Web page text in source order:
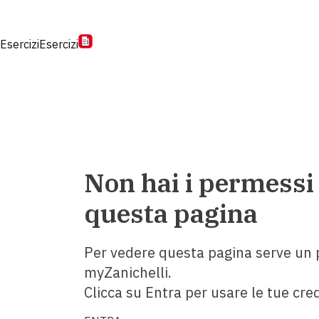
EserciziEsercizi
Non hai i
questa pagina
Per vedere questa pagina serve un
myZanichelli.
Clicca su Entra per usare le tue